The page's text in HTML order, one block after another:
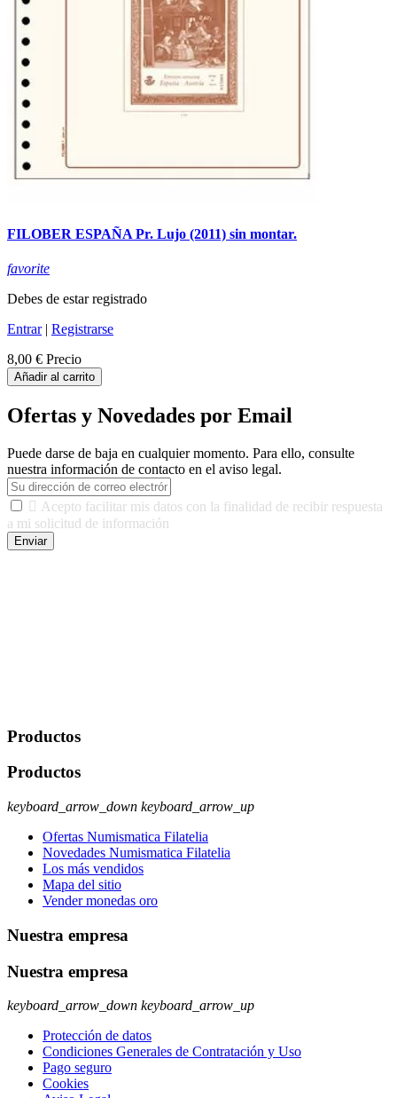
FILOBER ESPAÑA Pr. Lujo (2011) sin montar.
favorite
Debes de estar registrado
Entrar| Registrarse
8,00 € Precio
Añadir al carrito
Ofertas y Novedades por Email
Puede darse de baja en cualquier momento. Para ello, consulte
nuestra información de contacto en el aviso legal.
 Acepto facilitar mis datos con la finalidad de recibir respuesta
a mi solicitud de información
Enviar
Productos
Productos
keyboard_arrow_down keyboard_arrow_up
Ofertas Numismatica Filatelia
Novedades Numismatica Filatelia
Los más vendidos
Mapa del sitio
Vender monedas oro
Nuestra empresa
Nuestra empresa
keyboard_arrow_down keyboard_arrow_up
Protección de datos
Condiciones Generales de Contratación y Uso
Pago seguro
Cookies